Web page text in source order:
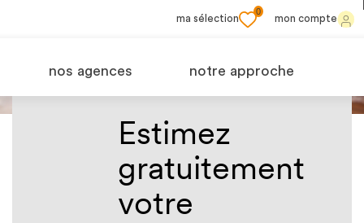
ma sélection
0
mon compte
nos agences notre approche
Quelle
est la
juste
Estimez
gratuitement
votre